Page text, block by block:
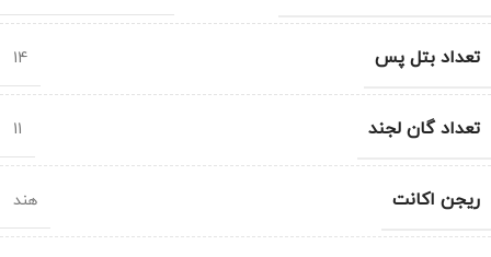
تعداد بتل پس 14
تعداد گان لجند 11
ریجن اکانت هند